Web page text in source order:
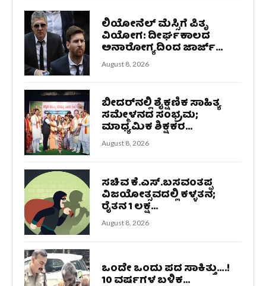
ಲಿಯೋನೆಲ್ ಮೆಸ್ಸಿಗೆ ಪಿತೃ
ವಿಯೋಗ: ದೀರ್ಘಕಾಲದ
ಅನಾರೋಗ್ಯದಿಂದ ಜಾರ್ಜ್...
August 8, 2026
ಬೀದರ್‌ನಲ್ಲಿ ಶೈಕ್ಷಣಿಕ ಸಾಹಿತ್ಯ
ಸಮ್ಮೇಳನದ ಸಂಭ್ರಮ;
ಮಾಧ್ಯಮಿಕ ಶಿಕ್ಷಕರ...
August 8, 2026
ಸಚಿವ ಕೆ.ಎಸ್.ಬಸವಂತಪ್ಪ
ವಿಜಯೋತ್ಸವದಲ್ಲಿ ಕಳ್ಳತನ;
ರೈತನ 1 ಲಕ್ಷ...
August 8, 2026
ಒಂದೇ ಒಂದು ಪದ ಸಾಕಿತ್ತು….!
10 ವರ್ಷಗಳ ಬಳಿಕ...